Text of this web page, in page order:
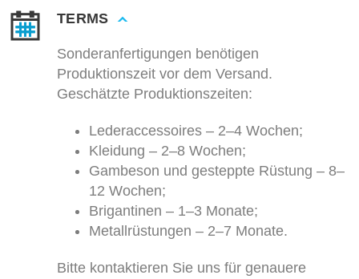
TERMS
Sonderanfertigungen benötigen
Produktionszeit vor dem Versand.
Geschätzte Produktionszeiten:
Lederaccessoires – 2–4 Wochen;
Kleidung – 2–8 Wochen;
Gambeson und gesteppte Rüstung – 8–
12 Wochen;
Brigantinen – 1–3 Monate;
Metallrüstungen – 2–7 Monate.
Bitte kontaktieren Sie uns für genauere